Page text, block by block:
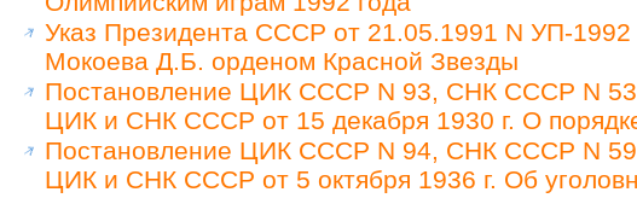
Указ Президента СССР от 21.05.1991 N УП-
Мокоева Д.Б. орденом Красной Звезды
Постановление ЦИК СССР N 93, СНК СССР N
ЦИК и СНК СССР от 15 декабря 1930 г. О
Постановление ЦИК СССР N 94, СНК СССР N
ЦИК и СНК СССР от 5 октября 1936 г. Об